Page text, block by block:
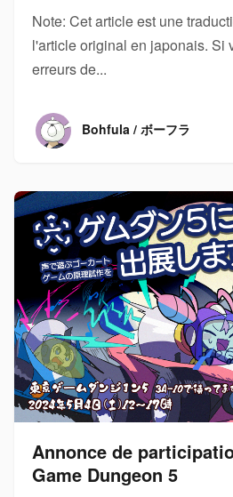
Note: Cet article est une
l'article original en japonais. Si
erreurs de...
Bohfula / ボーフラ
Annonce de
Game Dungeon 5